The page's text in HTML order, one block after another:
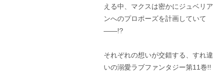
える中、マクスは密かにジュベリア
ンへのプロポーズを計画していて
――!?
それぞれの想いが交錯する、すれ違
いの溺愛ラブファンタジー第11巻!!